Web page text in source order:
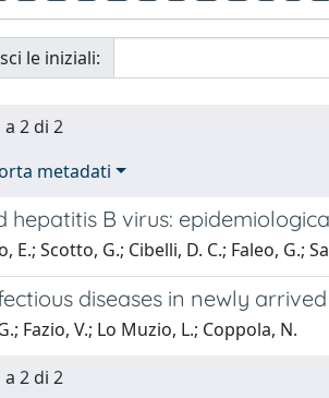
le iniziali:
2 di 2
metadati
hepatitis B virus:
E.; Scotto, G.; Cibelli, D. C.; Faleo, G.;
diseases in newly
Fazio, V.; Lo Muzio, L.; Coppola, N.
2 di 2